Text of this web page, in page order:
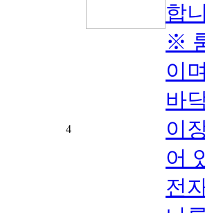
4
합
※
이
바
이
어
전